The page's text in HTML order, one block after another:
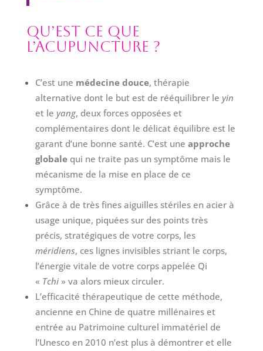
Qu’est ce que
l’acupuncture ?
C’est une médecine douce, thérapie
alternative dont le but est de rééquilibrer le yin
et le yang, deux forces opposées et
complémentaires dont le délicat équilibre est le
garant d’une bonne santé. C’est une approche
globalequi ne traite pas un symptôme mais le
mécanisme de la mise en place de ce
symptôme.
Grâce à de très fines aiguilles stériles en acier à
usage unique, piquées sur des points très
précis, stratégiques de votre corps, les
méridiens, ces lignes invisibles striant le corps,
l’énergie vitale de votre corps appelée Qi
« Tchi» va alors mieux circuler.
L’efficacité thérapeutique de cette méthode,
ancienne en Chine de quatre millénaires et
entrée au Patrimoine culturel immatériel de
l’Unesco en 2010 n’est plus à démontrer et elle